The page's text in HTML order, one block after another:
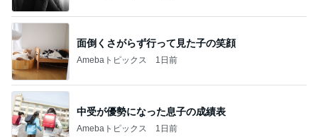
面倒くさがらず行って見た子の笑顔
Amebaトピックス 1日前
中受が優勢になった息子の成績表
Amebaトピックス 1日前